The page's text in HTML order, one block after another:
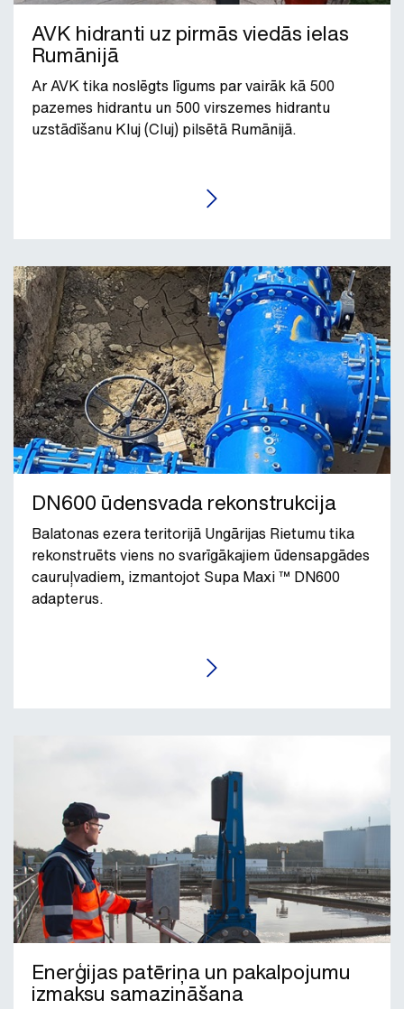
AVK hidranti uz pirmās viedās ielas
Rumānijā
Ar AVK tika noslēgts līgums par vairāk kā 500
pazemes hidrantu un 500 virszemes hidrantu
uzstādīšanu Kluj (Cluj) pilsētā Rumānijā.
LASĪT RAKSTU
DN600 ūdensvada rekonstrukcija
Balatonas ezera teritorijā Ungārijas Rietumu tika
rekonstruēts viens no svarīgākajiem ūdensapgādes
cauruļvadiem, izmantojot Supa Maxi ™ DN600
adapterus.
LASĪT RAKSTU
Enerģijas patēriņa un pakalpojumu
izmaksu samazināšana